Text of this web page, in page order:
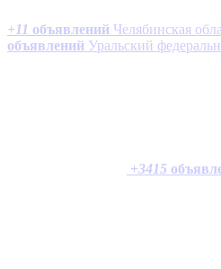
+11 объявлений Челябинская
объявлений Уральский
+3415